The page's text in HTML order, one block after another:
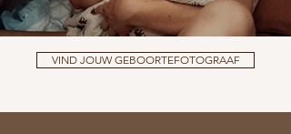
VIND JOUW GEBOORTEFOTOGRAAF